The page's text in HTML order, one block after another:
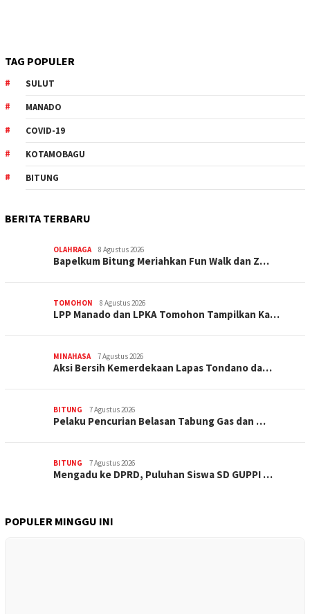
TAG POPULER
SULUT
MANADO
COVID-19
KOTAMOBAGU
BITUNG
BERITA TERBARU
OLAHRAGA 8 Agustus 2026
Bapelkum Bitung Meriahkan Fun Walk dan Z…
TOMOHON 8 Agustus 2026
LPP Manado dan LPKA Tomohon Tampilkan Ka…
MINAHASA 7 Agustus 2026
Aksi Bersih Kemerdekaan Lapas Tondano da…
BITUNG 7 Agustus 2026
Pelaku Pencurian Belasan Tabung Gas dan …
BITUNG 7 Agustus 2026
Mengadu ke DPRD, Puluhan Siswa SD GUPPI …
POPULER MINGGU INI